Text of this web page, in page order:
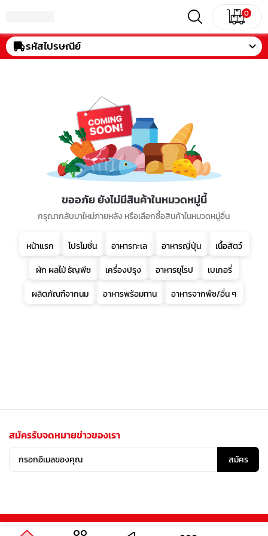
0
รหัสไปรษณีย์
ขออภัย ยังไม่มีสินค้าในหมวดหมู่นี้
กรุณากลับมาใหม่ภายหลัง หรือเลือกซื้อสินค้าในหมวดหมู่อื่น
หน้าแรก โปรโมชั่น อาหารทะเล อาหารญี่ปุ่น
เนื้อสัตว์
ผัก ผลไม้ ธัญพืช
เครื่องปรุง อาหารยุโรป
เบเกอรี่
ผลิตภัณฑ์จากนม
อาหารพร้อมทาน อาหารจากพืช/อื่น ๆ
สมัครรับจดหมายข่าวของเรา
สมัคร